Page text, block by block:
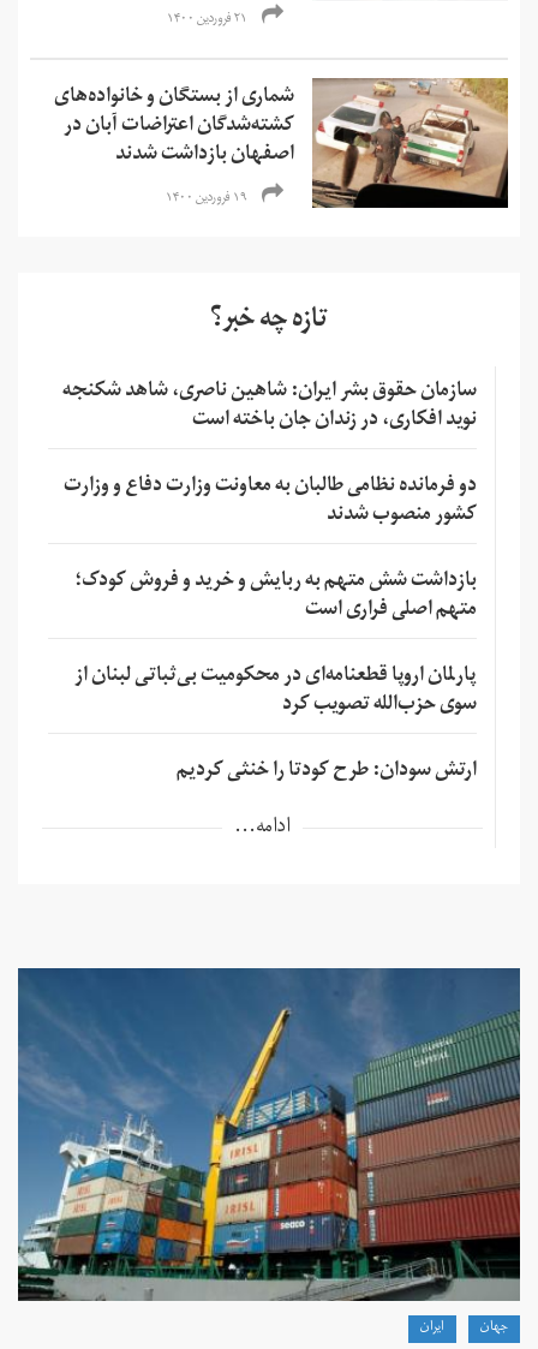
۲۱ فروردین ۱۴۰۰
شماری از بستگان و خانواده‌‌های
کشته‌شدگان اعتراضات آبان در
اصفهان بازداشت شدند
۱۹ فروردین ۱۴۰۰
تازه چه خبر؟
سازمان حقوق بشر ایران: شاهین ناصری، شاهد شکنجه
نوید افکاری، در زندان جان باخته است
دو فرمانده نظامی طالبان به معاونت وزارت دفاع و وزارت
کشور منصوب شدند
بازداشت شش متهم به ربایش و خرید و فروش کودک؛
متهم اصلی فراری است
پارلمان اروپا قطعنامه‌ای در محکومیت بی‌ثباتی لبنان از
سوی حزب‌الله تصویب کرد
ارتش سودان: طرح کودتا را خنثی کردیم
ادامه...
جهان ايران